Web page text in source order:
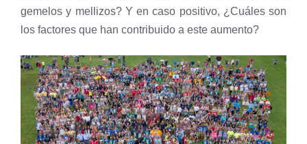
gemelos y mellizos? Y en caso positivo, ¿Cuáles son
los factores que han contribuido a este aumento?